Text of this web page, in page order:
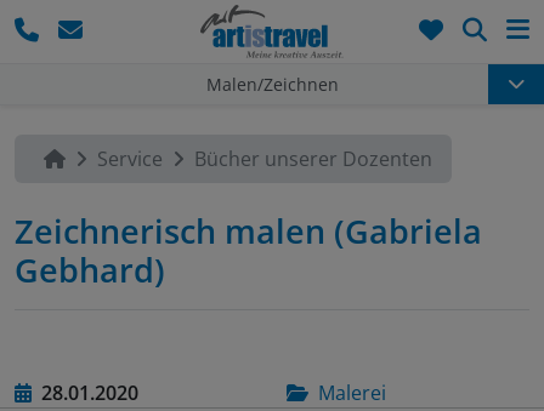
Malen/Zeichnen
Service Bücher unserer Dozenten
Zeichnerisch malen (Gabriela
Gebhard)
28.01.2020 Malerei